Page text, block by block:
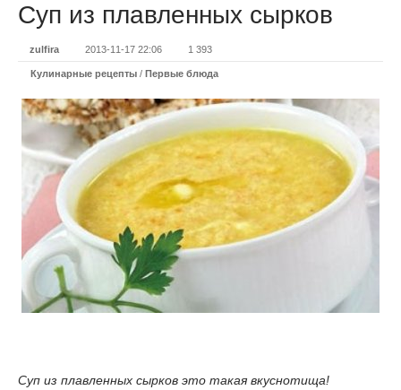
Суп из плавленных сырков
zulfira 2013-11-17 22:06 1 393
Кулинарные рецепты / Первые блюда
Суп из плавленных сырков это такая вкуснотища!